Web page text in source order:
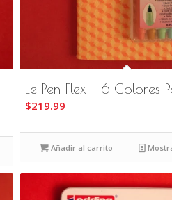
Le Pen Flex – 6 Colores
$219.99
Añadir al carrito